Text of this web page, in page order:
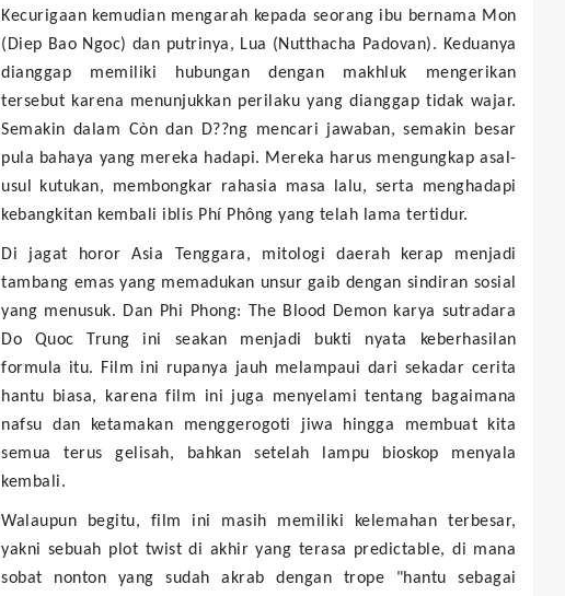
Kecurigaan kemudian mengarah kepada seorang ibu bernama Mon
(Diep Bao Ngoc) dan putrinya, Lua (Nutthacha Padovan). Keduanya
dianggap memiliki hubungan dengan makhluk mengerikan
tersebut karena menunjukkan perilaku yang dianggap tidak wajar.
Semakin dalam Còn dan D??ng mencari jawaban, semakin besar
pula bahaya yang mereka hadapi. Mereka harus mengungkap asal-
usul kutukan, membongkar rahasia masa lalu, serta menghadapi
kebangkitan kembali iblis Phí Phông yang telah lama tertidur.
Di jagat horor Asia Tenggara, mitologi daerah kerap menjadi
tambang emas yang memadukan unsur gaib dengan sindiran sosial
yang menusuk. Dan Phi Phong: The Blood Demon karya sutradara
Do Quoc Trung ini seakan menjadi bukti nyata keberhasilan
formula itu. Film ini rupanya jauh melampaui dari sekadar cerita
hantu biasa, karena film ini juga menyelami tentang bagaimana
nafsu dan ketamakan menggerogoti jiwa hingga membuat kita
semua terus gelisah, bahkan setelah lampu bioskop menyala
kembali.
Walaupun begitu, film ini masih memiliki kelemahan terbesar,
yakni sebuah plot twist di akhir yang terasa predictable, di mana
sobat nonton yang sudah akrab dengan trope "hantu sebagai